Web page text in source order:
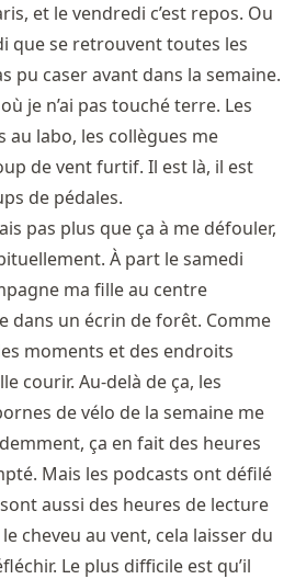
et le vendredi c’est repos. Ou
que se retrouvent toutes les
pu caser avant dans la semaine.
je n’ai pas touché terre. Les
au labo, les collègues me
de vent furtif. Il est là, il est
de pédales.
pas plus que ça à me défouler,
À part le samedi
ma fille au centre
dans un écrin de forêt. Comme
moments et des endroits
courir. Au-delà de ça, les
de vélo de la semaine me
ça en fait des heures
Mais les podcasts ont défilé
aussi des heures de lecture
cheveu au vent, cela laisser du
Le plus difficile est qu’il